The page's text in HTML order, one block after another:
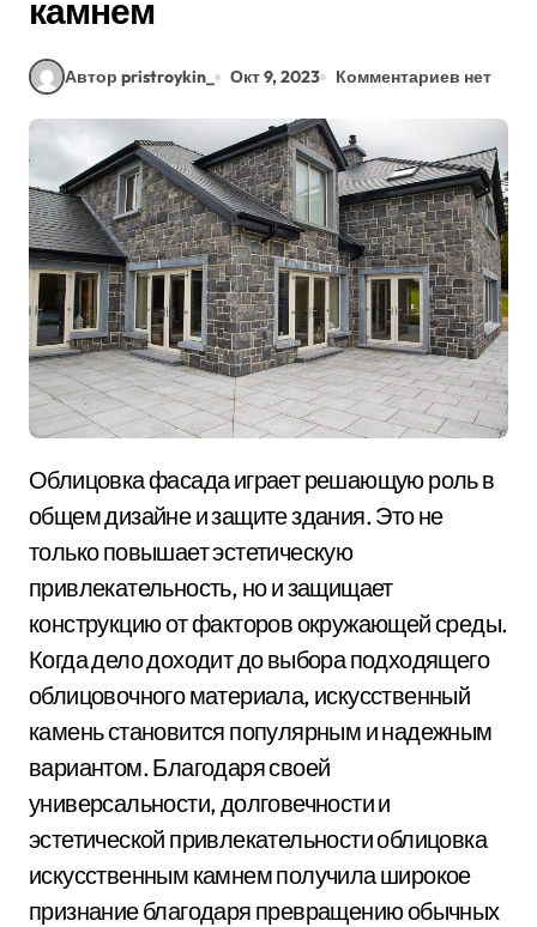
камнем
Автор pristroykin_ Окт 9, 2023 Комментариев нет
Облицовка фасада играет решающую роль в
общем дизайне и защите здания. Это не
только повышает эстетическую
привлекательность, но и защищает
конструкцию от факторов окружающей среды.
Когда дело доходит до выбора подходящего
облицовочного материала, искусственный
камень становится популярным и надежным
вариантом. Благодаря своей
универсальности, долговечности и
эстетической привлекательности облицовка
искусственным камнем получила широкое
признание благодаря превращению обычных